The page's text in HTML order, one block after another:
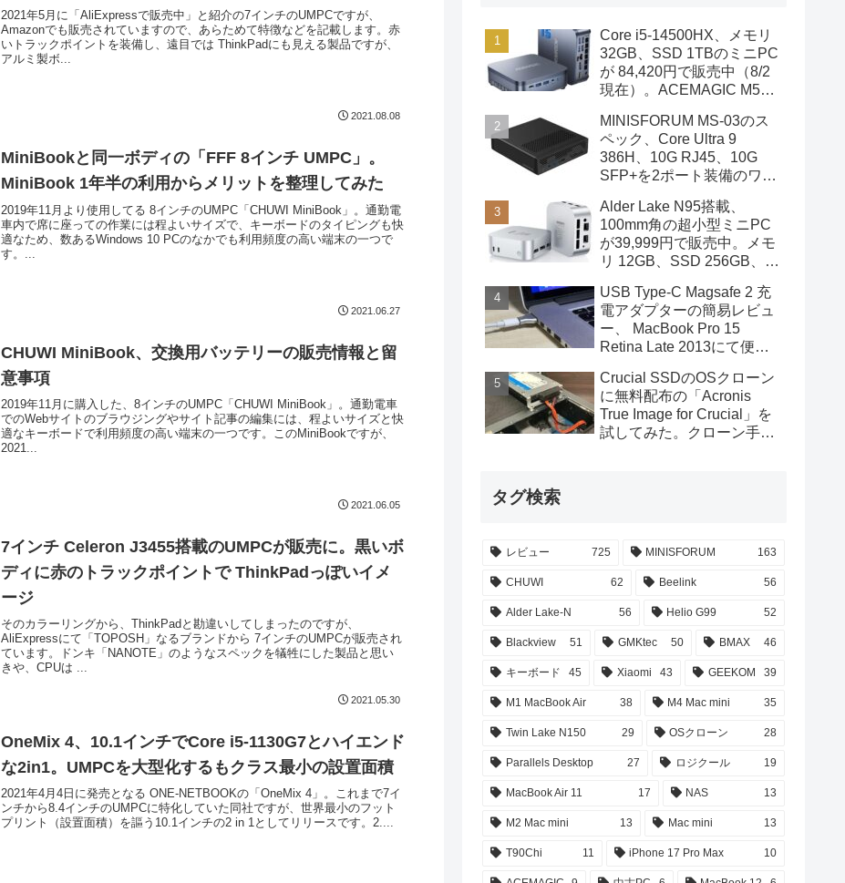
2021年5月に「AliExpressで販売中」と紹介の7インチのUMPCですが、
Amazonでも販売されていますので、あらためて特徴などを記載します。赤
いトラックポイントを装備し、遠目では ThinkPadにも見える製品ですが、
アルミ製ボ...
2021.08.08
MiniBookと同一ボディの「FFF 8インチ UMPC」。
MiniBook 1年半の利用からメリットを整理してみた
2019年11月より使用してる 8インチのUMPC「CHUWI MiniBook」。通勤電
車内で席に座っての作業には程よいサイズで、キーボードのタイピングも快
適なため、数あるWindows 10 PCのなかでも利用頻度の高い端末の一つで
す。...
2021.06.27
CHUWI MiniBook、交換用バッテリーの販売情報と留
意事項
2019年11月に購入した、8インチのUMPC「CHUWI MiniBook」。通勤電車
でのWebサイトのブラウジングやサイト記事の編集には、程よいサイズと快
適なキーボードで利用頻度の高い端末の一つです。このMiniBookですが、
2021...
2021.06.05
7インチ Celeron J3455搭載のUMPCが販売に。黒いボ
ディに赤のトラックポイントで ThinkPadっぽいイメ
ージ
そのカラーリングから、ThinkPadと勘違いしてしまったのですが、
AliExpressにて「TOPOSH」なるブランドから 7インチのUMPCが販売され
ています。ドンキ「NANOTE」のようなスペックを犠牲にした製品と思い
きや、CPUは ...
2021.05.30
OneMix 4、10.1インチでCore i5-1130G7とハイエンド
な2in1。UMPCを大型化するもクラス最小の設置面積
2021年4月4日に発売となる ONE-NETBOOKの「OneMix 4」。これまで7イ
ンチから8.4インチのUMPCに特化していた同社ですが、世界最小のフット
プリント（設置面積）を謳う10.1インチの2 in 1としてリリースです。2....
Core i5-14500HX、メモリ
32GB、SSD 1TBのミニPC
が 84,420円で販売中（8/2
現在）。ACEMAGIC M5の
MINISFORUM MS-03のス
ペック、Core Ultra 9
386H、10G RJ45、10G
SFP+を2ポート装備のワー
Alder Lake N95搭載、
100mm角の超小型ミニPC
が39,999円で販売中。メモ
リ 12GB、SSD 256GB、
USB Type-C Magsafe 2 充
電アダプターの簡易レビュ
ー、 MacBook Pro 15
Retina Late 2013にて便利
Crucial SSDのOSクローン
に無料配布の「Acronis
True Image for Crucial」を
試してみた。クローン手順
タグ検索
レビュー 725 MINISFORUM 163
CHUWI 62 Beelink 56
Alder Lake-N 56 Helio G99 52
Blackview 51 GMKtec 50 BMAX 46
キーボード 45 Xiaomi 43 GEEKOM 39
M1 MacBook Air 38 M4 Mac mini 35
Twin Lake N150 29 OSクローン 28
Parallels Desktop 27 ロジクール 19
MacBook Air 11 17 NAS 13
M2 Mac mini 13 Mac mini 13
T90Chi 11 iPhone 17 Pro Max 10